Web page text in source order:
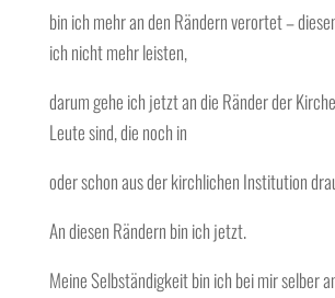
bin ich mehr an den Rändern verortet –
ich nicht mehr leisten,
darum gehe ich jetzt an die Ränder der
Leute sind, die noch in
oder schon aus der kirchlichen Institution
An diesen Rändern bin ich jetzt.
Meine Selbständigkeit bin ich bei mir selber